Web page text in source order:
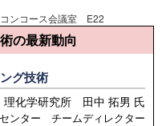
ンコース会議室 E22
の最新動向
グ技術
理化学研究所 田中 拓男 氏
ンター チームディレクター